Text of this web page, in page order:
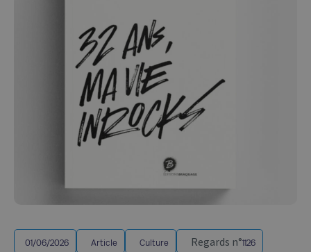
01/06/2026 Article Culture Regards n°1126